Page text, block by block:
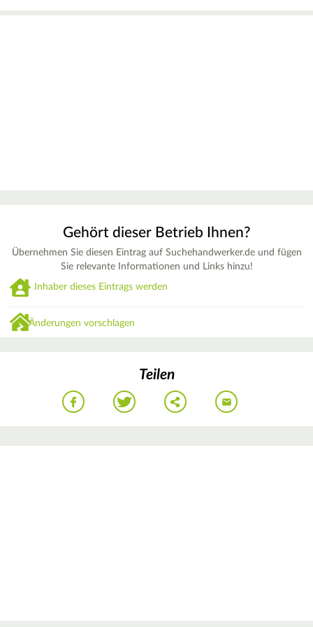
Gehört dieser Betrieb Ihnen?
Übernehmen Sie diesen Eintrag auf Suchehandwerker.de und fügen
Sie relevante Informationen und Links hinzu!
Inhaber dieses Eintrags werden
Änderungen vorschlagen
Teilen